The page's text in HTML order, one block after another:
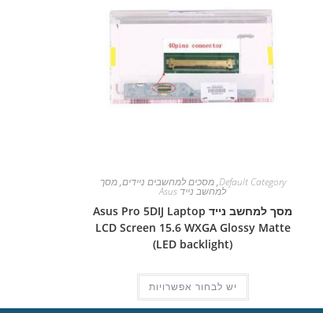
Default Category
,מסכים למחשבים ניידים,מסך
למחשב נייד Asus
מסך למחשב נייד Asus Pro 5DIJ Laptop
LCD Screen 15.6 WXGA Glossy Matte
(LED backlight)
יש לבחור אפשרויות